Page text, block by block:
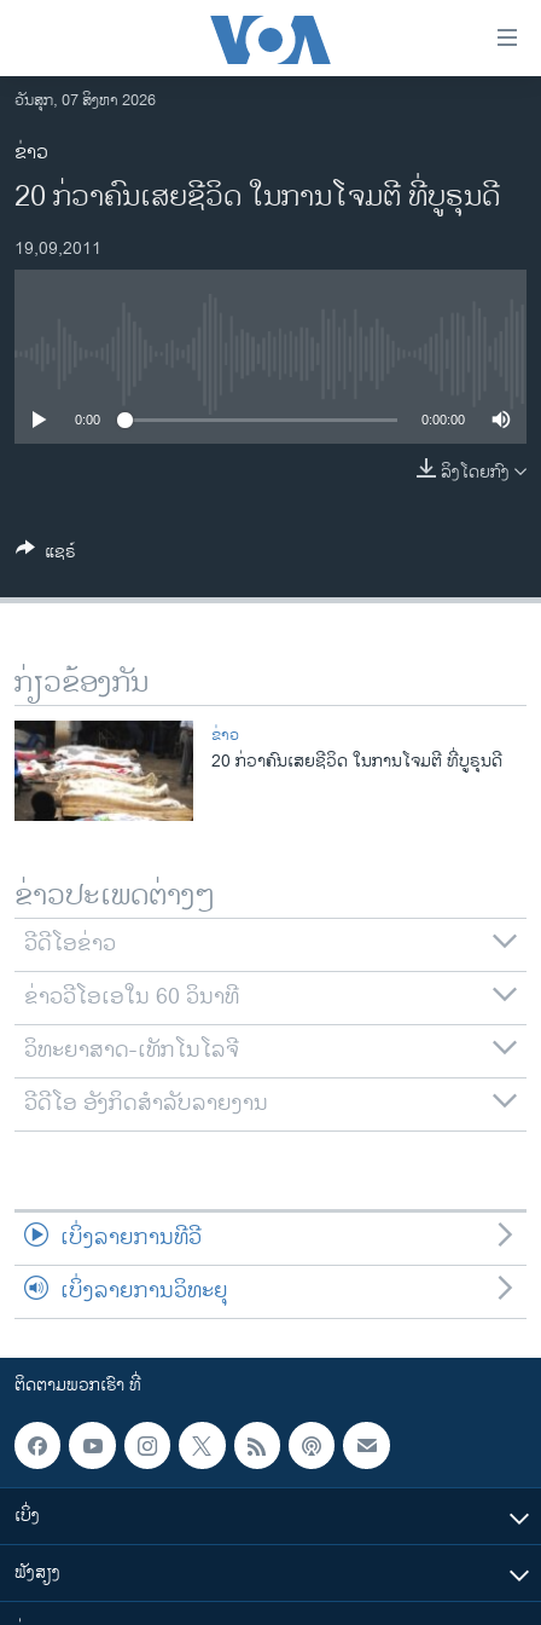
ເຂົ້າ
ຫາ
ຂ້າມ
ຂ້າມ
ໄປ
ອາເມຣິກາ
ການເລືອກຕັ້ງ ປະທານາທີບໍດີ ສະຫະລັດ 2024
ອິດສະຫຼະພາບດ້ານການຂ່າວ
ວິທະຍາສາດ-ເທັກໂນໂລຈີ
ທຸລະກິດ
ວີດີໂອ
ສຽງ
ລາຍການກະຈາຍສຽງ
ລາຍງານ
ຕິດຕາມພວກເຮົາ ທີ່
ພາສາຕ່າງໆ
ວັນສຸກ, 07 ສິງຫາ 2026
ຂ່າວ
20 ກ່ວາຄົນເສຍຊີວິດ​ ​ໃນການ​​ໂຈມ​ຕີ ​ທີ່ບູຣຸນດີ
19,09,2011
0:00 0:00:00
ລິງໂດຍກົງ
ແຊຣ໌
ກ່ຽວຂ້ອງກັນ
ຂ່າວ
20 ກ່ວາຄົນເສຍຊີວິດ​ ​ໃນການ​​ໂຈມ​ຕີ ​ທີ່ບູຣຸນດີ
ຂ່າວປະເພດຕ່າງໆ
ວີດີໂອຂ່າວ
ຂ່າວວີໂອເອໃນ 60 ວິນາທີ
ວິທະຍາສາດ-ເທັກໂນໂລຈີ
ວີດີໂອ ອັງກິດສຳລັບລາຍງານ
ເບິ່ງລາຍການທີວີ
ເບິ່ງລາຍການວິທະຍຸ
ຕິດຕາມພວກເຮົາ ທີ່
ເບິ່ງ
ຟັງສຽງ